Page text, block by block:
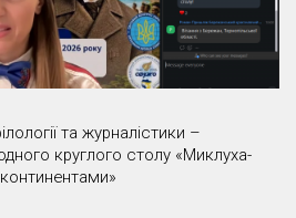
та журналістики –
круглого столу «Миклуха-